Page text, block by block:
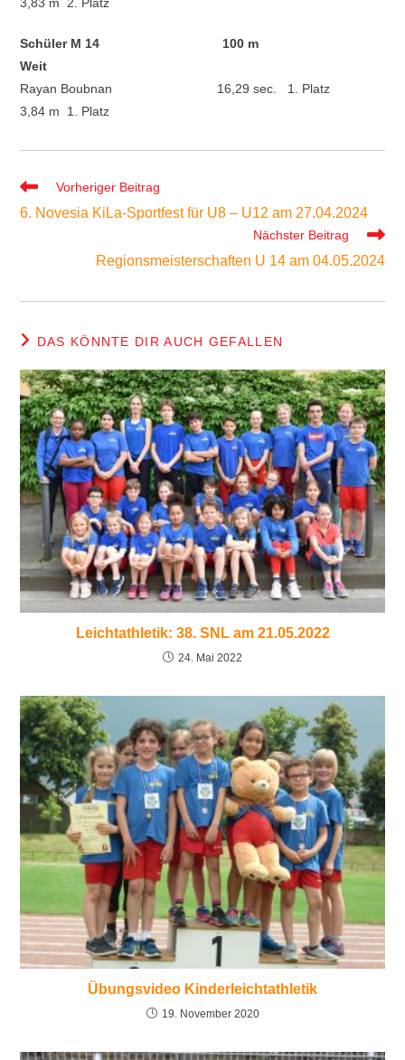
Schüler M 14 100 m
Weit
Rayan Boubnan 16,29 sec. 1. Platz
3,84 m 1. Platz
Weitere
ansehen
Vorheriger Beitrag
6. Novesia KiLa-Sportfest für U8 – U12 am 27.04.2024
Nächster Beitrag
Regionsmeisterschaften U 14 am 04.05.2024
DAS KÖNNTE DIR AUCH GEFALLEN
Leichtathletik: 38. SNL am 21.05.2022
24. Mai 2022
Übungsvideo Kinderleichtathletik
19. November 2020